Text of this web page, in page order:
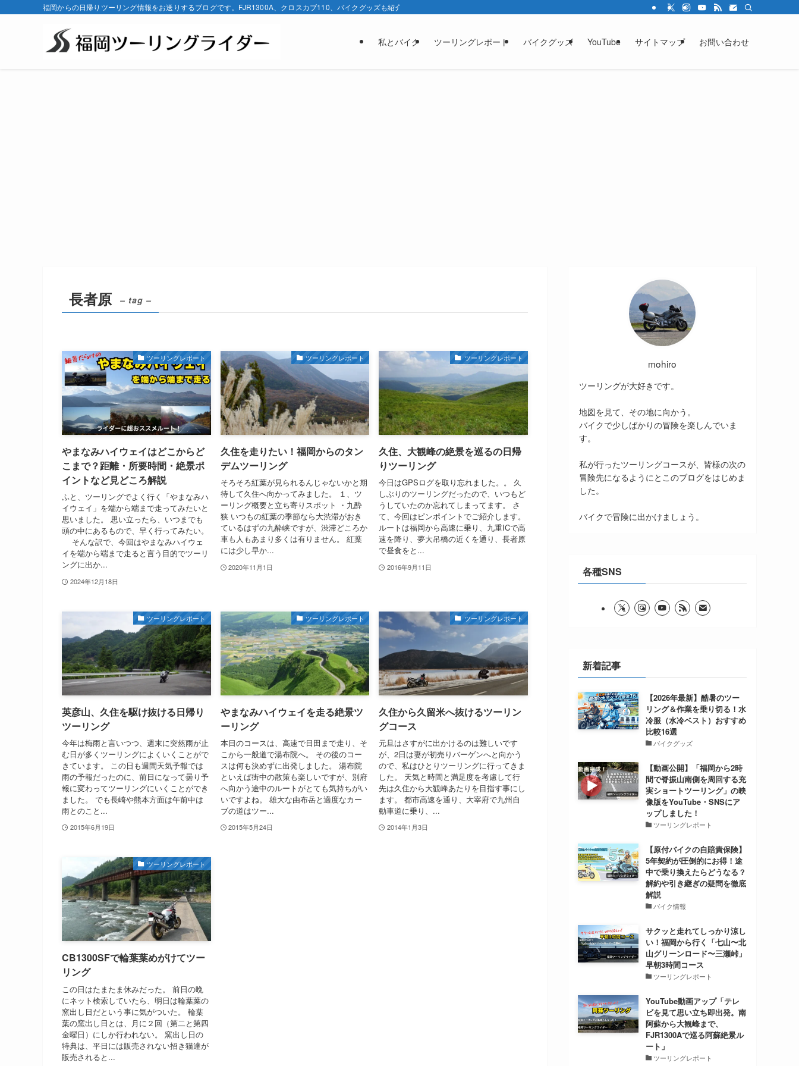
福岡からの日帰りツーリング情報をお送りするブログです。FJR1300A、クロスカブ110、バイクグッズも紹介しています。
私とバイク ツーリングレポート バイクグッズ YouTube サイトマップ お問い合わせ
長者原 – tag –
ツーリングレポート
やまなみハイウェイはどこからど
こまで？距離・所要時間・絶景ポ
イントなど見どころ解説
ふと、ツーリングでよく行く「やまなみハ
イウェイ」を端から端まで走ってみたいと
思いました。 思い立ったら、いつまでも
頭の中にあるもので、早く行ってみたい。
そんな訳で、今回はやまなみハイウェ
イを端から端まで走ると言う目的でツーリ
ングに出か...
2024年12月18日
ツーリングレポート
久住を走りたい！福岡からのタン
デムツーリング
そろそろ紅葉が見られるんじゃないかと期
待して久住へ向かってみました。 １、ツ
ーリング概要と立ち寄りスポット ・九酔
狭 いつもの紅葉の季節なら大渋滞がおき
ているはずの九酔峡ですが、渋滞どころか
車も人もあまり多くは有りません。 紅葉
には少し早か...
2020年11月1日
ツーリングレポート
久住、大観峰の絶景を巡るの日帰
りツーリング
今日はGPSログを取り忘れました。。 久
しぶりのツーリングだったので、いつもど
うしていたのか忘れてしまってます。 さ
て、今回はピンポイントでご紹介します。
ルートは福岡から高速に乗り、九重ICで高
速を降り、夢大吊橋の近くを通り、長者原
で昼食をと...
2016年9月11日
ツーリングレポート
英彦山、久住を駆け抜ける日帰り
ツーリング
今年は梅雨と言いつつ、週末に突然雨が止
む日が多くツーリングによくいくことがで
きています。 この日も週間天気予報では
雨の予報だったのに、前日になって曇り予
報に変わってツーリングにいくことができ
ました。 でも長崎や熊本方面は午前中は
雨とのこと...
2015年6月19日
ツーリングレポート
やまなみハイウェイを走る絶景ツ
ーリング
本日のコースは、高速で日田まで走り、そ
こから一般道で湯布院へ。 その後のコー
スは何も決めずに出発しました。 湯布院
といえば街中の散策も楽しいですが、別府
へ向かう途中のルートがとても気持ちがい
いですよね。 雄大な由布岳と適度なカー
ブの道はツー...
2015年5月24日
ツーリングレポート
久住から久留米へ抜けるツーリン
グコース
元旦はさすがに出かけるのは難しいです
が、2日は妻が初売りバーゲンへと向かう
ので、私はひとりツーリングに行ってきま
した。 天気と時間と満足度を考慮して行
先は久住から大観峰あたりを目指す事にし
ます。 都市高速を通り、大宰府で九州自
動車道に乗り、...
2014年1月3日
ツーリングレポート
CB1300SFで輪葉葉めがけてツー
リング
この日はたまたま休みだった。 前日の晩
にネット検索していたら、明日は輪葉葉の
窯出し日だという事に気がついた。 輪葉
葉の窯出し日とは、月に２回（第二と第四
金曜日）にしか行われない。 窯出し日の
特典は、平日には販売されない招き猫達が
販売されると...
mohiro
ツーリングが大好きです。
地図を見て、その地に向かう。
バイクで少しばかりの冒険を楽しんでいま
す。
私が行ったツーリングコースが、皆様の次の
冒険先になるようにとこのブログをはじめま
した。
バイクで冒険に出かけましょう。
各種SNS
新着記事
【2026年最新】酷暑のツー
リング＆作業を乗り切る！水
冷服（水冷ベスト）おすすめ
比較16選
バイクグッズ
【動画公開】「福岡から2時
間で脊振山南側を周回する充
実ショートツーリング」の映
像版をYouTube・SNSにア
ップしました！
ツーリングレポート
【原付バイクの自賠責保険】
5年契約が圧倒的にお得！途
中で乗り換えたらどうなる？
解約や引き継ぎの疑問を徹底
解説
バイク情報
サクッと走れてしっかり涼し
い！福岡から行く「七山〜北
山グリーンロード〜三瀬峠」
早朝3時間コース
ツーリングレポート
YouTube動画アップ「テレ
ビを見て思い立ち即出発。南
阿蘇から大観峰まで、
FJR1300Aで巡る阿蘇絶景ル
ート」
ツーリングレポート